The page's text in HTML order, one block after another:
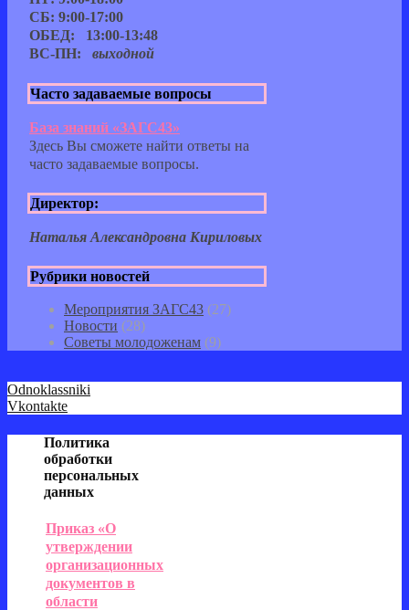
СБ: 9:00-17:00
ОБЕД: 13:00-13:48
ВС-ПН: выходной
Часто задаваемые вопросы
База знаний «ЗАГС43»
Здесь Вы сможете найти ответы на
часто задаваемые вопросы.
Директор:
Наталья Александровна Кириловых
Рубрики новостей
Мероприятия ЗАГС43 (27)
Новости (28)
Советы молодоженам (9)
Odnoklassniki
Vkontakte
Политика
обработки
персональных
данных
Приказ «О
утверждении
организационных
документов в
области